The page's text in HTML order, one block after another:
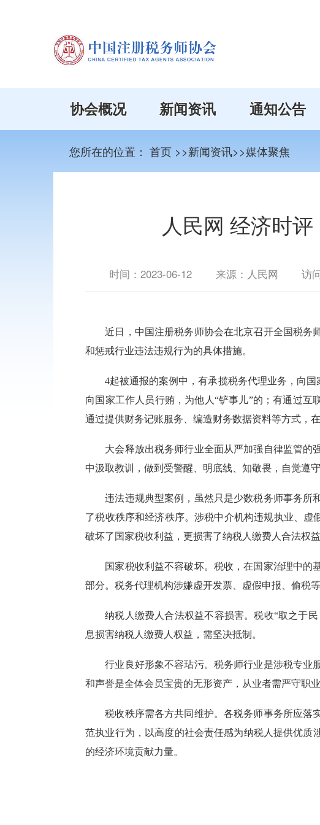
协会概况 新闻资讯 通知公告
您所在的位置： 首页 >>新闻资讯>>媒体聚焦
人民网 经济时
时间： 2023-06-12 来源：人民网 访
近日，中国注册税务师协会在北京召开全国税务
和惩戒行业违法违规行为的具体措施。
4起被通报的案例中，有承揽税务代理业务，向
向国家工作人员行贿，为他人“铲事儿”的；有通过
通过提供财务记账服务、编造财务数据资料等方式，
大会释放出税务师行业全面从严加强自律监管的
中汲取教训，做到受警醒、明底线、知敬畏，自觉遵
违法违规典型案例，虽然只是少数税务师事务所
了税收秩序和经济秩序。涉税中介机构违规执业、虚
破坏了国家税收利益，更损害了纳税人缴费人合法权益
国家税收利益不容破坏。税收，在国家治理中
部分。税务代理机构涉嫌虚开发票、虚假申报、偷税
纳税人缴费人合法权益不容损害。税收“取之于
息损害纳税人缴费人权益，需坚决抵制。
行业良好形象不容玷污。税务师行业是涉税专业
和声誉是全体会员宝贵的无形资产，从业者需严守职
税收秩序需各方共同维护。各税务师事务所应落
范执业行为，以高度的社会责任感为纳税人提供优质
的经济环境贡献力量。